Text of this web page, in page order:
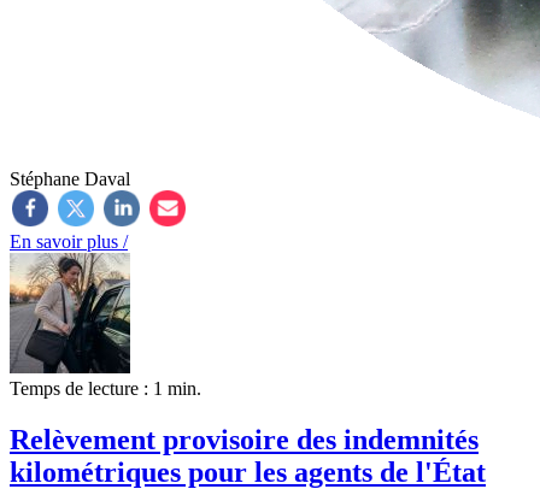
Stéphane Daval
En savoir plus /
Temps de lecture : 1 min.
Relèvement provisoire des indemnités
kilométriques pour les agents de l'État